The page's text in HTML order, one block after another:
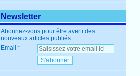
Newsletter
Abonnez-vous pour être averti des
nouveaux articles publiés.
Email